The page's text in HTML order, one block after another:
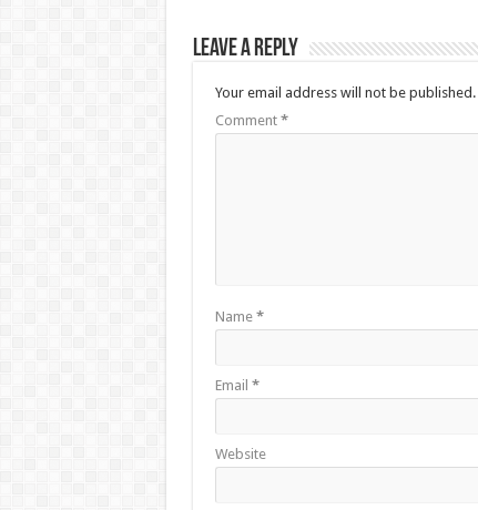
Leave a Reply
Your email address will not be published.
Comment *
Name *
Email *
Website